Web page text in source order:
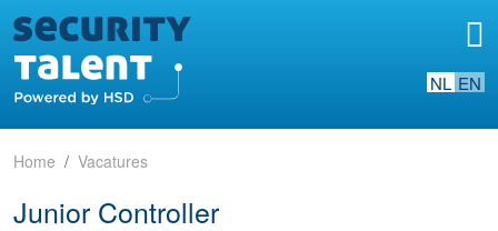
NL EN
Home Vacatures
Junior Controller